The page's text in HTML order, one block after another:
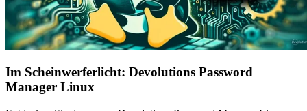
Im Scheinwerferlicht: Devolutions Password
Manager Linux